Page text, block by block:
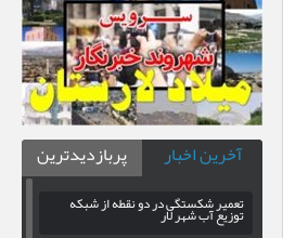
آخرین اخبار پربازدیدترین
تعمیر شکستگی در دو نقطه از شبکه
توزیع آب شهر لار